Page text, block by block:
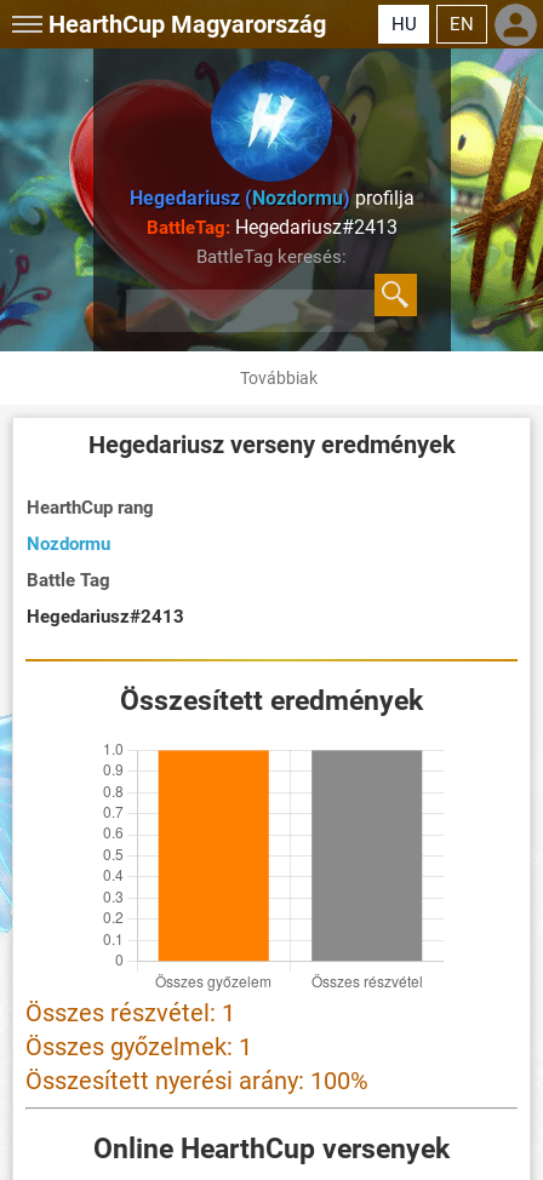
HearthCup Magyarország HU EN
Hegedariusz (Nozdormu)profilja
BattleTag:Hegedariusz#2413
BattleTag keresés:
Továbbiak
Hegedariuszverseny eredmények
HearthCup rang
Nozdormu
Battle Tag
Hegedariusz#2413
Összesített eredmények
Összes részvétel: 1
Összes győzelmek: 1
Összesített nyerési arány: 100%
Online HearthCup versenyek